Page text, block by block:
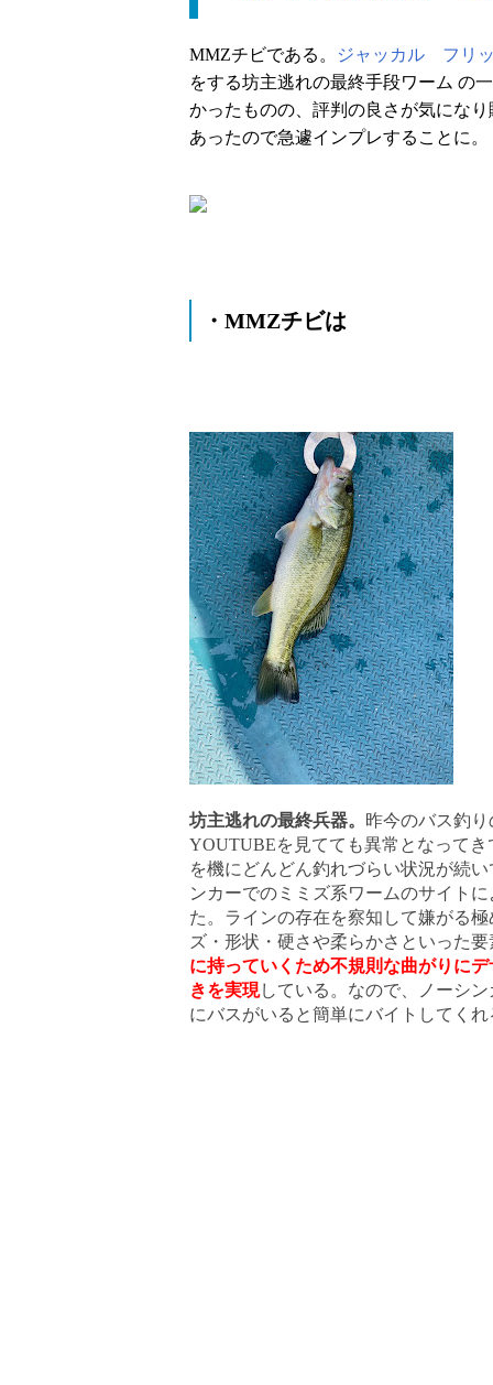
MMZチビである。
ジャッカル フリ
をする坊主逃れの最終手段ワーム の
かったものの、評判の良さが気にな
あったので急遽インプレすることに。
・MMZチビは
坊主逃れの最終兵器。 昨今のバス釣
YOUTUBEを見てても異常となって
を機にどんどん釣れづらい状況が続
ンカーでのミミズ系ワームのサイト
た。ラインの存在を察知して嫌がる
ズ・形状・硬さや柔らかさといった
に持っていくため不規則な曲がりに
きを実現している。なので、ノーシ
にバスがいると簡単にバイトしてく